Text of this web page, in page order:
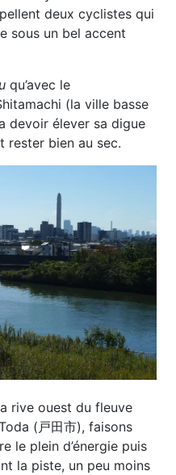
deux cyclistes qui
sous un bel accent
qu’avec le
(la ville basse
devoir élever sa digue
rester bien au sec.
rive ouest du fleuve
(戸田市), faisons
le plein d’énergie puis
la piste, un peu moins